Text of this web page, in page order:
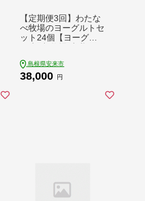
【定期便3回】わたな
べ牧場のヨーグルトセ
ット24個【ヨーグル
安心 自然派 化学合成
物質不使用 定期便 島
島根県安来市
38,000 円